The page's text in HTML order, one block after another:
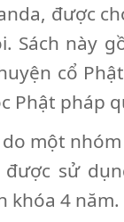
được
Sách này
cổ
Phật pháp
một
được sử
khóa 4 năm.